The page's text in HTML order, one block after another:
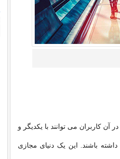
کاربران می توانند با یکدیگر و
داشته باشند. این یک دنیای مجازی